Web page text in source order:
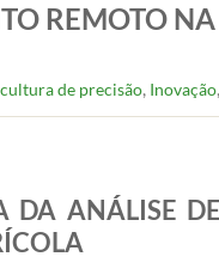
REMOTO NA
de precisão, Inovação,
DA ANÁLISE